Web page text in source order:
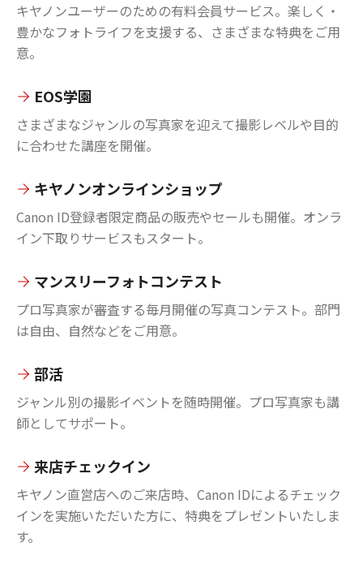
キヤノンユーザーのための有料会員サービス。楽しく・
豊かなフォトライフを支援する、さまざまな特典をご用
意。
EOS学園
さまざまなジャンルの写真家を迎えて撮影レベルや目的
に合わせた講座を開催。
キヤノンオンラインショップ
Canon ID登録者限定商品の販売やセールも開催。オンラ
イン下取りサービスもスタート。
マンスリーフォトコンテスト
プロ写真家が審査する毎月開催の写真コンテスト。部門
は自由、自然などをご用意。
部活
ジャンル別の撮影イベントを随時開催。プロ写真家も講
師としてサポート。
来店チェックイン
キヤノン直営店へのご来店時、Canon IDによるチェック
インを実施いただいた方に、特典をプレゼントいたしま
す。